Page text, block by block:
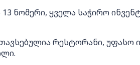
ნომერი, ყველა საჭირო
რესტორანი, უფასო